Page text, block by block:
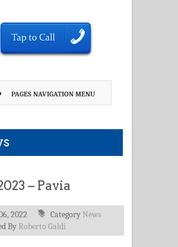
PAGES NAVIGATION MENU
– Pavia
2022 CategoryNews
ByRoberto Galdi